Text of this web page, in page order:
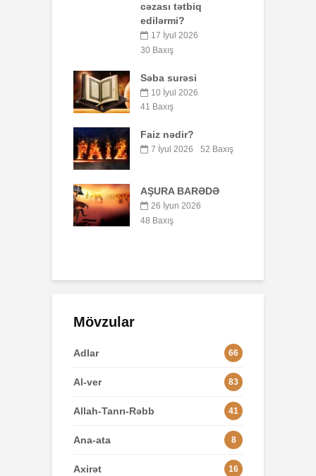
cəzası tətbiq
edilərmi?
17 İyul 2026
30 Baxış
Səba surəsi
10 İyul 2026
41 Baxış
Faiz nədir?
7 İyul 2026 52 Baxış
AŞURA BARƏDƏ
26 İyun 2026
48 Baxış
Mövzular
Adlar 66
Al-ver 83
Allah-Tanrı-Rəbb 41
Ana-ata 8
Axirət 16